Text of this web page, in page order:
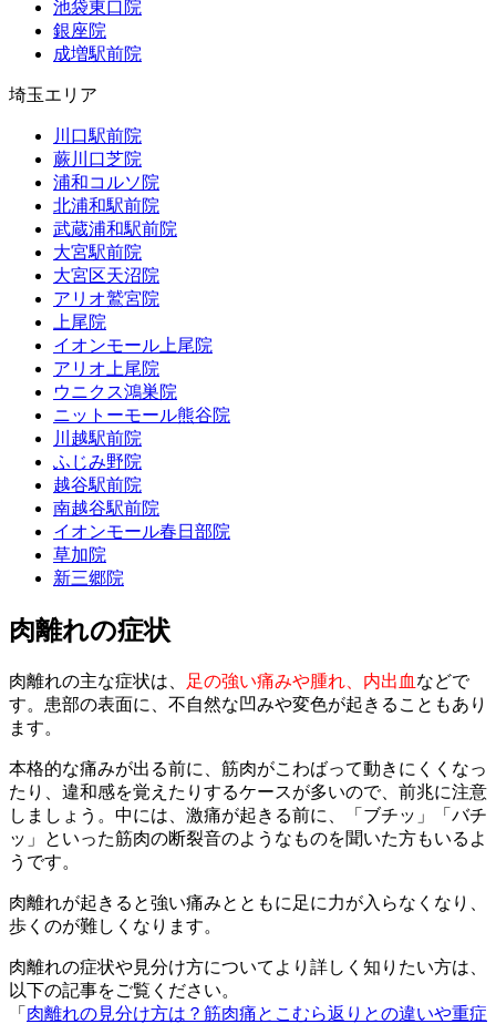
池袋東口院
銀座院
成増駅前院
埼玉エリア
川口駅前院
蕨川口芝院
浦和コルソ院
北浦和駅前院
武蔵浦和駅前院
大宮駅前院
大宮区天沼院
アリオ鷲宮院
上尾院
イオンモール上尾院
アリオ上尾院
ウニクス鴻巣院
ニットーモール熊谷院
川越駅前院
ふじみ野院
越谷駅前院
南越谷駅前院
イオンモール春日部院
草加院
新三郷院
肉離れの症状
肉離れの主な症状は、 足の強い痛みや腫れ、内出血 などで
す。患部の表面に、不自然な凹みや変色が起きることもあり
ます。
本格的な痛みが出る前に、筋肉がこわばって動きにくくなっ
たり、違和感を覚えたりするケースが多いので、前兆に注意
しましょう。中には、激痛が起きる前に、「ブチッ」「バチ
ッ」といった筋肉の断裂音のようなものを聞いた方もいるよ
うです。
肉離れが起きると強い痛みとともに足に力が入らなくなり、
歩くのが難しくなります。
肉離れの症状や見分け方についてより詳しく知りたい方は、
以下の記事をご覧ください。
「 肉離れの見分け方は？筋肉痛とこむら返りとの違いや重症